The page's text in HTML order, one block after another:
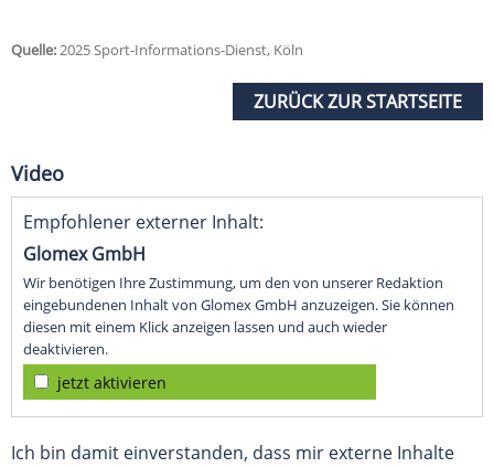
Quelle:2025 Sport-Informations-Dienst, Köln
ZURÜCK ZUR STARTSEITE
Video
Empfohlener externer Inhalt:
Glomex GmbH
Wir benötigen Ihre Zustimmung, um den von unserer Redaktion
eingebundenen Inhalt von Glomex GmbH anzuzeigen. Sie können
diesen mit einem Klick anzeigen lassen und auch wieder
deaktivieren.
jetzt aktivieren
Ich bin damit einverstanden, dass mir externe Inhalte